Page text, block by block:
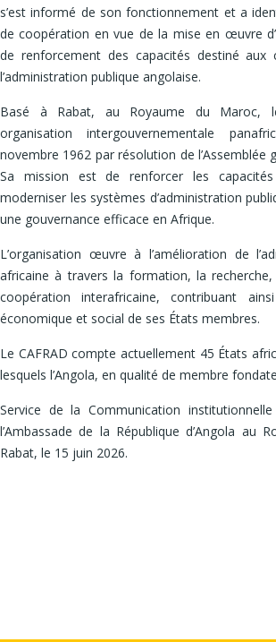
s’est informé de son fonctionnement et a
de coopération en vue de la mise en œuvre
de renforcement des capacités destiné aux
l’administration publique angolaise.
Basé à Rabat, au Royaume du Maroc,
organisation intergouvernementale
novembre 1962 par résolution de l’Assemblée
Sa mission est de renforcer les capacités
moderniser les systèmes d’administration
une gouvernance efficace en Afrique.
L’organisation œuvre à l’amélioration de
africaine à travers la formation, la
coopération interafricaine, contribuant
économique et social de ses États membres.
Le CAFRAD compte actuellement 45 États
lesquels l’Angola, en qualité de membre
Service de la Communication
l’Ambassade de la République d’Angola au
Rabat, le 15 juin 2026.